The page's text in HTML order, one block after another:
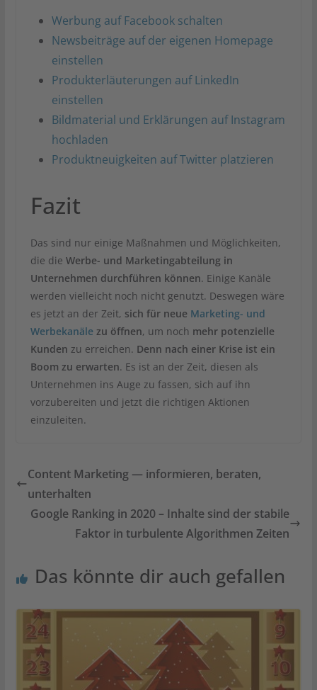
Werbung auf Facebook schalten
Newsbeiträge auf der eigenen Homepage
einstellen
Produkterläuterungen auf LinkedIn
einstellen
Bildmaterial und Erklärungen auf Instagram
hochladen
Produktneuigkeiten auf Twitter platzieren
Fazit
Das sind nur einige Maßnahmen und Möglichkeiten,
die die Werbe- und Marketingabteilung in
Unternehmen durchführen können. Einige Kanäle
werden vielleicht noch nicht genutzt. Deswegen wäre
es jetzt an der Zeit, sich für neue Marketing- und
Werbekanälezu öffnen, um noch mehr potenzielle
Kunden zu erreichen. Denn nach einer Krise ist ein
Boom zu erwarten. Es ist an der Zeit, diesen als
Unternehmen ins Auge zu fassen, sich auf ihn
vorzubereiten und jetzt die richtigen Aktionen
einzuleiten.
Content Marketing — informieren, beraten,
unterhalten
Google Ranking in 2020 – Inhalte sind der stabile
Faktor in turbulente Algorithmen Zeiten
Das könnte dir auch gefallen